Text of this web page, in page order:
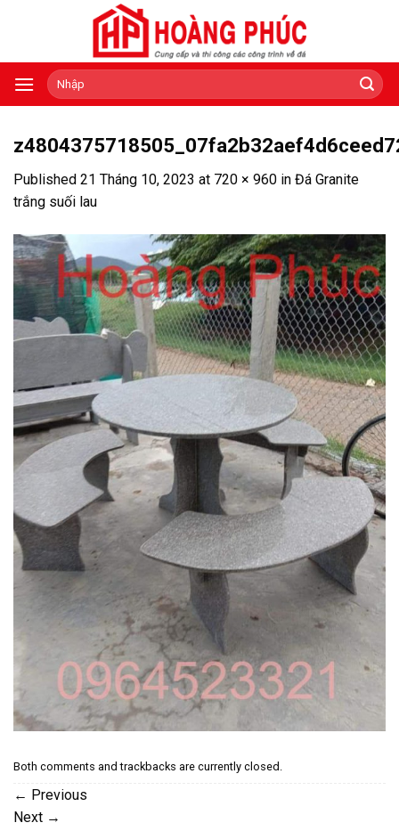
Tìm
kiếm:
Published 21 Tháng 10, 2023 at 720 × 960 in Đá Granite
trắng suối lau
Both comments and trackbacks are currently closed.
← Previous
Next →